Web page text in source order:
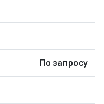
ул.Казахская, 11
(906) 172-16-31
ул. Рокоссовского,
682-84-90
По запросу